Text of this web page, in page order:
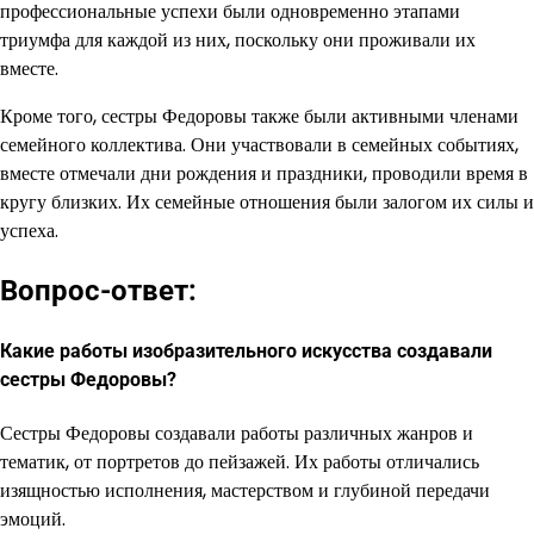
профессиональные успехи были одновременно этапами
триумфа для каждой из них, поскольку они проживали их
вместе.
Кроме того, сестры Федоровы также были активными членами
семейного коллектива. Они участвовали в семейных событиях,
вместе отмечали дни рождения и праздники, проводили время в
кругу близких. Их семейные отношения были залогом их силы и
успеха.
Вопрос-ответ:
Какие работы изобразительного искусства создавали
сестры Федоровы?
Сестры Федоровы создавали работы различных жанров и
тематик, от портретов до пейзажей. Их работы отличались
изящностью исполнения, мастерством и глубиной передачи
эмоций.